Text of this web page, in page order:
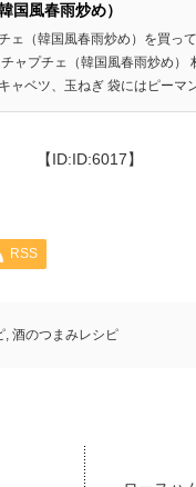
国風春雨炒め）
ェ（韓国風春雨炒め）を買っ
ャプチェ（韓国風春雨炒め）
ャベツ、玉ねぎ 袋にはピーマ
【ID:ID:6017】
RSS
, 酒のつまみレシピ